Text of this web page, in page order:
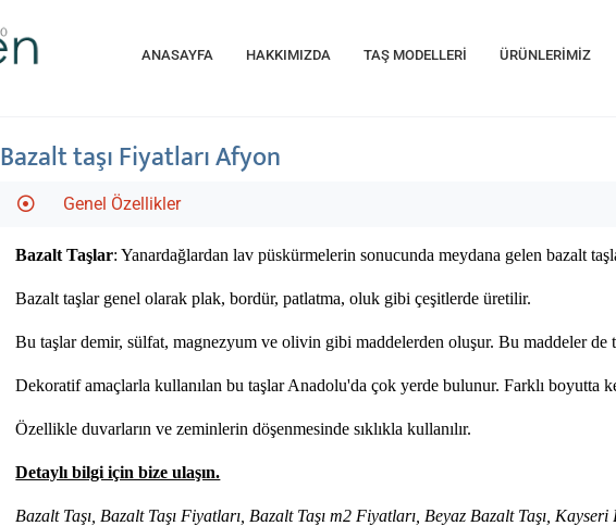
ANASAYFA HAKKIMIZDA TAŞ MODELLERİ ÜRÜNLERİMİZ
Bazalt taşı Fiyatları Afyon
Genel Özellikler
Bazalt Taşlar: Yanardağlardan lav püskürmelerin sonucunda meydana gelen bazalt
Bazalt taşlar genel olarak plak, bordür, patlatma, oluk gibi çeşitlerde üretilir.
Bu taşlar demir, sülfat, magnezyum ve olivin gibi maddelerden oluşur. Bu maddeler de
Dekoratif amaçlarla kullanılan bu taşlar Anadolu'da çok yerde bulunur. Farklı boyutta
Özellikle duvarların ve zeminlerin döşenmesinde sıklıkla kullanılır.
Detaylı bilgi için bize ulaşın.
Bazalt Taşı, Bazalt Taşı Fiyatları, Bazalt Taşı m2 Fiyatları, Beyaz Bazalt Taşı,